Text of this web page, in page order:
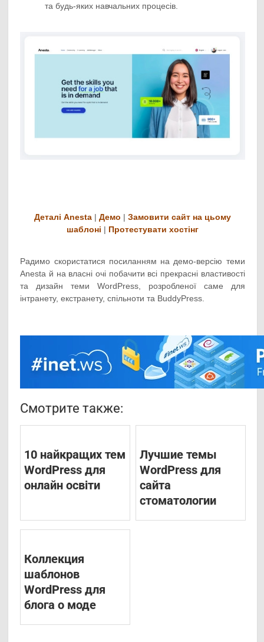
та будь-яких навчальних процесів.
Деталі Anesta| Демо | Замовити сайт на цьому
шаблоні | Протестувати хостінг
Радимо скористатися посиланням на демо-версію теми
Anesta й на власні очі побачити всі прекрасні властивості
та дизайн теми WordPress, розробленої саме для
інтранету, екстранету, спільноти та BuddyPress.
Смотрите также:
10 найкращих тем
WordPress для
онлайн освіти
Лучшие темы
WordPress для
сайта
стоматологии
Коллекция
шаблонов
WordPress для
блога о моде